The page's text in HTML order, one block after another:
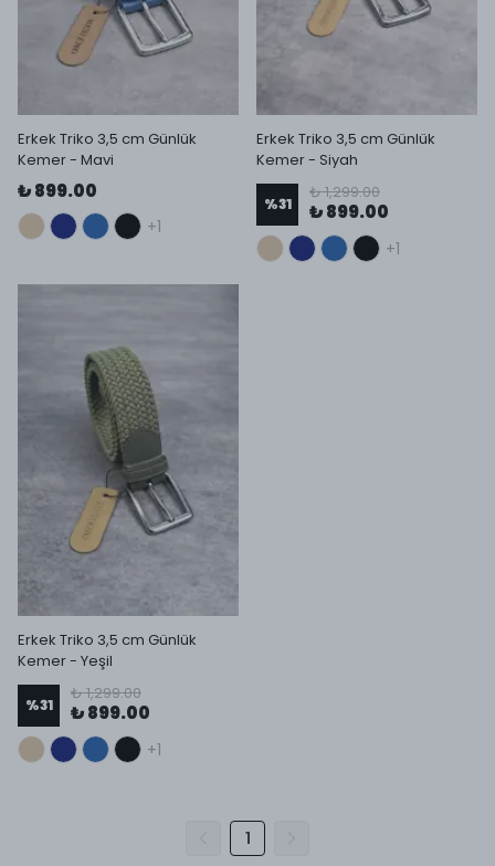
Erkek Triko 3,5 cm Günlük
Kemer - Mavi
₺ 899.00
+1
Erkek Triko 3,5 cm Günlük
Kemer - Siyah
%31
₺ 1,299.00
₺ 899.00
+1
Erkek Triko 3,5 cm Günlük
Kemer - Yeşil
%31
₺ 1,299.00
₺ 899.00
+1
1